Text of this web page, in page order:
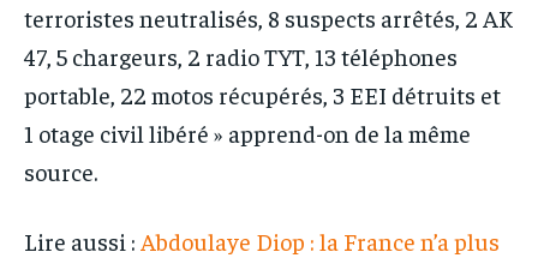
terroristes neutralisés, 8 suspects arrêtés, 2 AK
47, 5 chargeurs, 2 radio TYT, 13 téléphones
portable, 22 motos récupérés, 3 EEI détruits et
1 otage civil libéré » apprend-on de la même
source.
Lire aussi : Abdoulaye Diop : la France n’a plus